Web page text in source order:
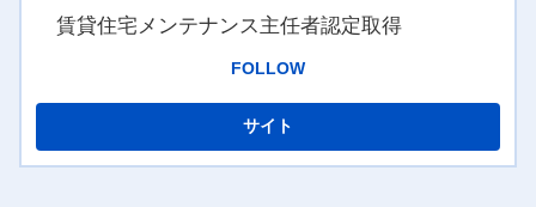
賃貸住宅メンテナンス主任者認定取得
FOLLOW